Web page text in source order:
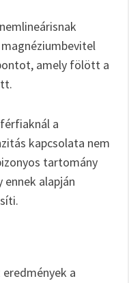
amely fölött a
a
kapcsolata nem
tartomány
alapján
a